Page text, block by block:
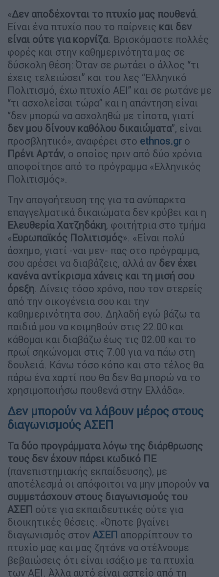
«Δεν αποδέχονται το πτυχίο μας πουθενά.
Είναι ένα πτυχίο που το παίρνεις και δεν
είναι ούτε για κορνίζα. Βρισκόμαστε πολλές
φορές και στην καθημερινότητα μας σε
δύσκολη θέση: Όταν σε ρωτάει ο άλλος “τι
έχεις τελειώσει” και του λες “Ελληνικό
Πολιτισμό, έχω πτυχίο ΑΕΙ” και σε ρωτάνε με
“τι ασχολείσαι τώρα” και η απάντηση είναι
“δεν μπορώ να ασχοληθώ με τίποτα, γιατί
δεν μου δίνουν καθόλου δικαιώματα”, είναι
προσβλητικό», αναφέρει στο ethnos.gr o
Πρένι Αρτάν, ο οποίος πριν από δύο χρόνια
αποφοίτησε από το πρόγραμμα «Ελληνικός
Πολιτισμός».
Την απογοήτευση της για τα ανύπαρκτα
επαγγελματικά δικαιώματα δεν κρύβει και η
Ελευθερία Χατζηδάκη, φοιτήτρια στο τμήμα
«Ευρωπαϊκός Πολιτισμός». «Είναι πολύ
άσχημο, γιατί -ναι μεν- πας στο πρόγραμμα,
σου αρέσει να διαβάζεις, αλλά αν δεν έχει
κανένα αντίκρισμα χάνεις και τη μισή σου
όρεξη. Δίνεις τόσο χρόνο, που τον στερείς
από την οικογένεια σου και την
καθημερινότητα σου. Δηλαδή εγώ βάζω τα
παιδιά μου να κοιμηθούν στις 22.00 και
κάθομαι και διαβάζω έως τις 02.00 και το
πρωί σηκώνομαι στις 7.00 για να πάω στη
δουλειά. Κάνω τόσο κόπο και στο τέλος θα
πάρω ένα χαρτί που θα δεν θα μπορώ να το
χρησιμοποιήσω πουθενά στην Ελλάδα».
Δεν μπορούν να λάβουν μέρος στους
διαγωνισμούς ΑΣΕΠ
Τα δύο προγράμματα λόγω της διάρθρωσης
τους δεν έχουν πάρει κωδικό ΠΕ
(πανεπιστημιακής εκπαίδευσης), με
αποτέλεσμά οι απόφοιτοι να μην μπορούν να
συμμετάσχουν στους διαγωνισμούς του
ΑΣΕΠ ούτε για εκπαιδευτικές ούτε για
διοικητικές θέσεις. «Όποτε βγαίνει
διαγωνισμός στον ΑΣΕΠ απορρίπτουν το
πτυχίο μας και μας ζητάνε να στέλνουμε
βεβαιώσεις ότι είναι ισάξιο με τα πτυχία
των ΑΕΙ. Άλλα αυτό είναι αστείο από τη